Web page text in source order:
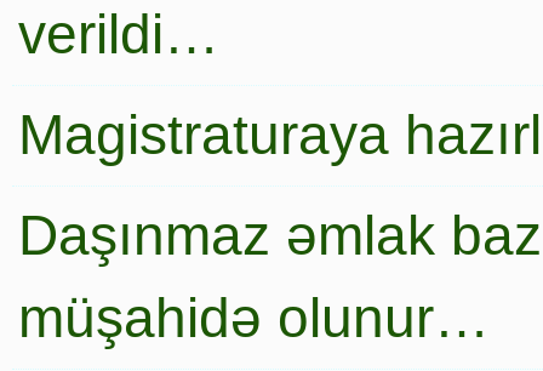
verildi…
Magistraturaya
Daşınmaz əmlak
müşahidə olunur…